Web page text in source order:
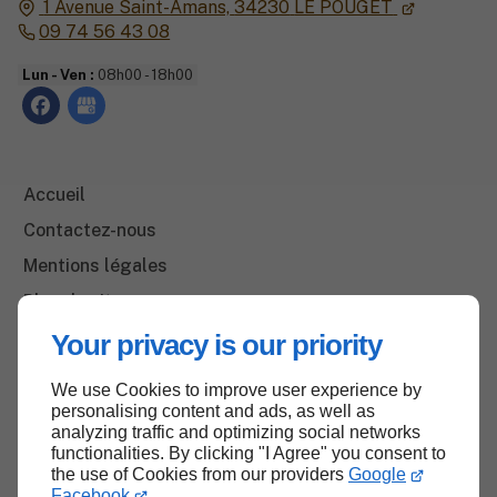
Your privacy is our priority
We use Cookies to improve user experience by
personalising content and ads, as well as
analyzing traffic and optimizing social networks
functionalities. By clicking "I Agree" you consent to
the use of Cookies from our providers Google
1 Avenue Saint-Amans, 34230 LE POUGET
09 74 56 43 08
Lun - Ven : 08h00 - 18h00
Accueil
Contactez-nous
Mentions légales
Plan du site
Haut de page